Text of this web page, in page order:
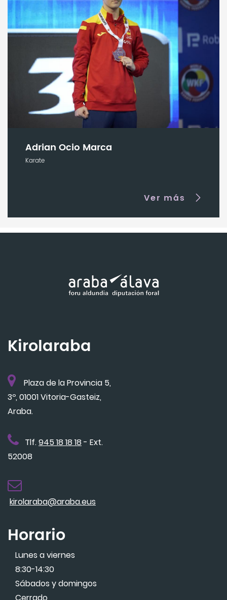
Adrian Ocio Marca
Karate
Ver más
Kirolaraba
Plaza de la Provincia 5,
3º, 01001 Vitoria-Gasteiz,
Araba.
Tlf.945 18 18 18 - Ext.
52008
kirolaraba@araba.eus
Horario
Lunes a viernes
8:30-14:30
Sábados y domingos
Cerrado